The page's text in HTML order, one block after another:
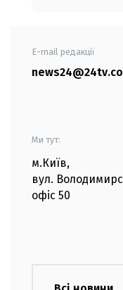
E-mail редакції
Ми тут:
м.Київ,
вул.
офіс 50